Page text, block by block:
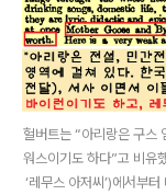
헐버트는 “아리랑은 구스
워스이기도 하다”고 비유
‘레무스 아저씨’)에서부